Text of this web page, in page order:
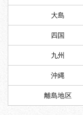
大島
四国
九州
沖縄
離島地区